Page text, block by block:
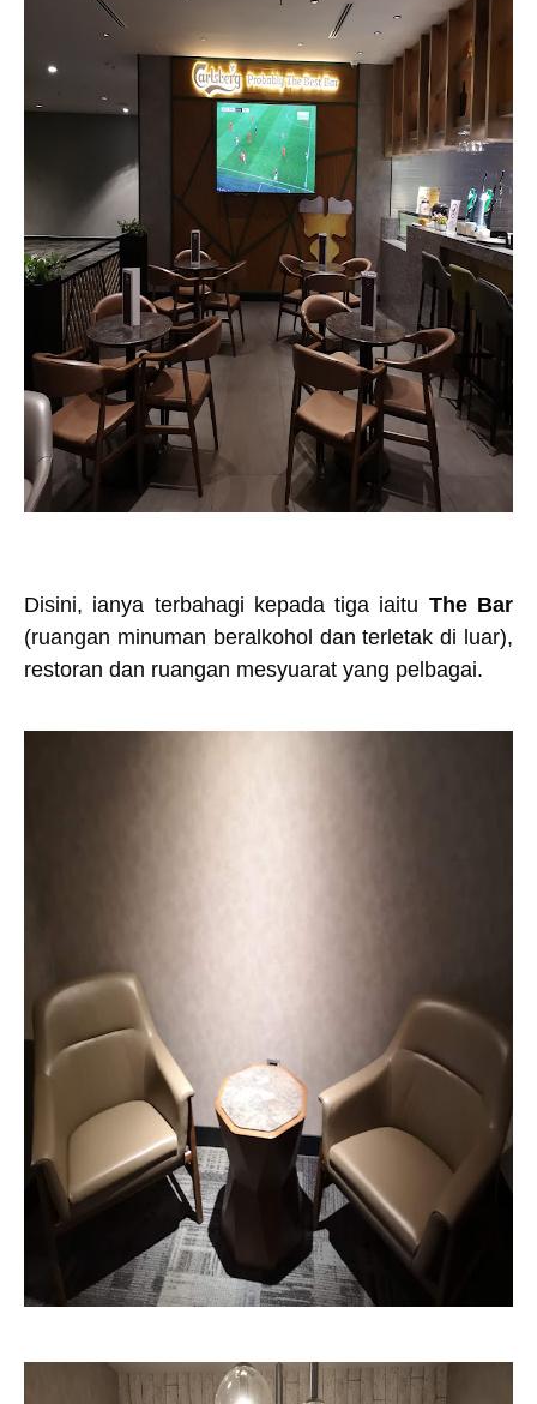
Disini, ianya terbahagi kepada tiga iaitu The Bar
(ruangan minuman beralkohol dan terletak di luar),
restoran dan ruangan mesyuarat yang pelbagai.